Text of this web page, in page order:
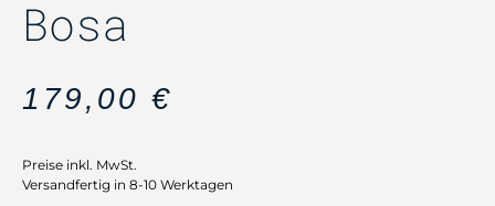
Bosa
179,00 €
Preise inkl. MwSt.
Versandfertig in 8-10 Werktagen